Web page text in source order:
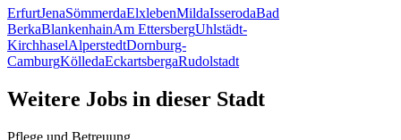
ErfurtJenaSömmerdaElxlebenMildaIsserodaBad
BerkaBlankenhainAm EttersbergUhlstädt-
KirchhaselAlperstedtDornburg-
CamburgKölledaEckartsbergaRudolstadt
Weitere Jobs in dieser Stadt
Pflege und Betreuung